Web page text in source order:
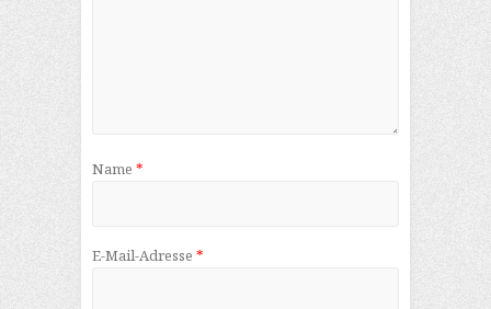
Name *
E-Mail-Adresse *